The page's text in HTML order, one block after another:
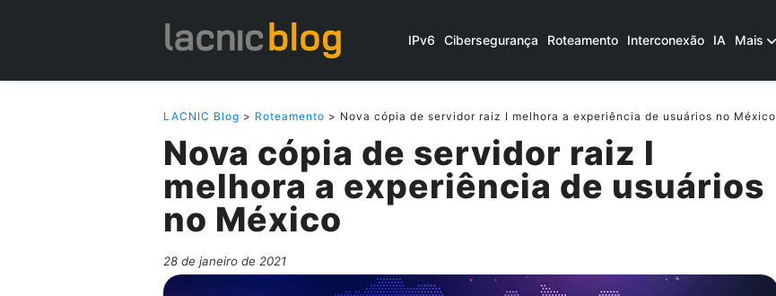
IPv6 Cibersegurança Roteamento Interconexão IA Mais
LACNIC Blog > Roteamento > Nova cópia de servidor raiz I melhora a experiência de usuários no México
Nova cópia de servidor raiz I
melhora a experiência de usuários
no México
28 de janeiro de 2021